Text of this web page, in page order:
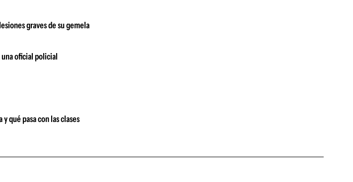
graves de su gemela
una oficial policial
qué pasa con las clases